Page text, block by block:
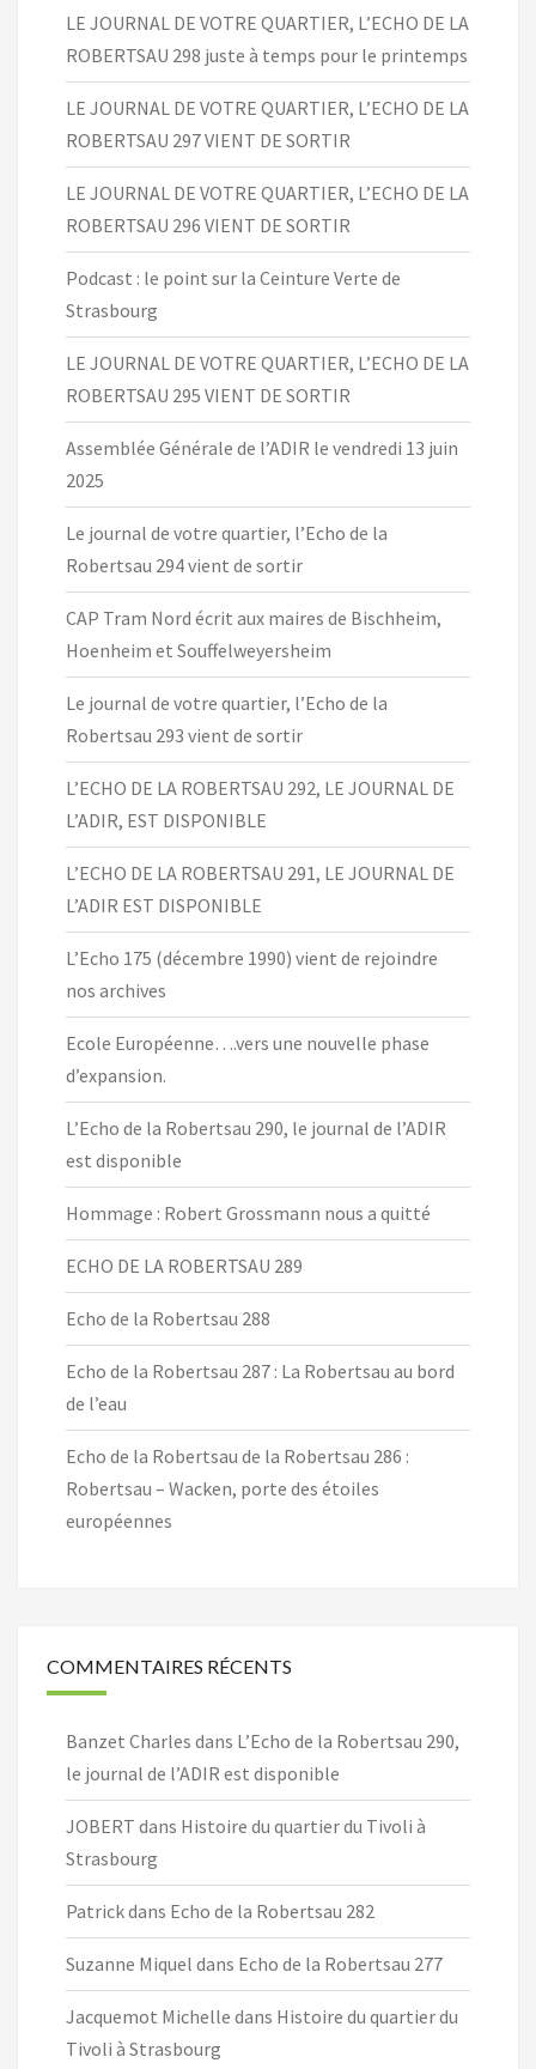
LE JOURNAL DE VOTRE QUARTIER, L’ECHO DE LA
ROBERTSAU 298 juste à temps pour le printemps
LE JOURNAL DE VOTRE QUARTIER, L’ECHO DE LA
ROBERTSAU 297 VIENT DE SORTIR
LE JOURNAL DE VOTRE QUARTIER, L’ECHO DE LA
ROBERTSAU 296 VIENT DE SORTIR
Podcast : le point sur la Ceinture Verte de
Strasbourg
LE JOURNAL DE VOTRE QUARTIER, L’ECHO DE LA
ROBERTSAU 295 VIENT DE SORTIR
Assemblée Générale de l’ADIR le vendredi 13 juin
2025
Le journal de votre quartier, l’Echo de la
Robertsau 294 vient de sortir
CAP Tram Nord écrit aux maires de Bischheim,
Hoenheim et Souffelweyersheim
Le journal de votre quartier, l’Echo de la
Robertsau 293 vient de sortir
L’ECHO DE LA ROBERTSAU 292, LE JOURNAL DE
L’ADIR, EST DISPONIBLE
L’ECHO DE LA ROBERTSAU 291, LE JOURNAL DE
L’ADIR EST DISPONIBLE
L’Echo 175 (décembre 1990) vient de rejoindre
nos archives
Ecole Européenne….vers une nouvelle phase
d’expansion.
L’Echo de la Robertsau 290, le journal de l’ADIR
est disponible
Hommage : Robert Grossmann nous a quitté
ECHO DE LA ROBERTSAU 289
Echo de la Robertsau 288
Echo de la Robertsau 287 : La Robertsau au bord
de l’eau
Echo de la Robertsau de la Robertsau 286 :
Robertsau – Wacken, porte des étoiles
européennes
COMMENTAIRES RÉCENTS
Banzet Charles dans L’Echo de la Robertsau 290,
le journal de l’ADIR est disponible
JOBERT dans Histoire du quartier du Tivoli à
Strasbourg
Patrickdans Echo de la Robertsau 282
Suzanne Miquel dans Echo de la Robertsau 277
Jacquemot Michelle dans Histoire du quartier du
Tivoli à Strasbourg